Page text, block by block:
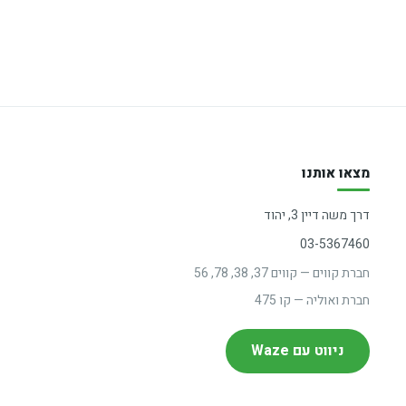
מצאו אותנו
דרך משה דיין 3, יהוד
03-5367460
חברת קווים — קווים 37, 38, 78, 56
חברת ואוליה — קו 475
ניווט עם Waze